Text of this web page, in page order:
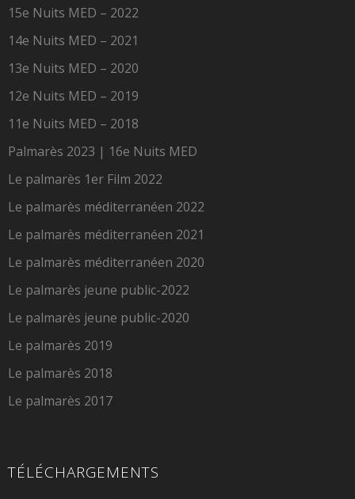
15e Nuits MED – 2022
14e Nuits MED – 2021
13e Nuits MED – 2020
12e Nuits MED – 2019
11e Nuits MED – 2018
Palmarès 2023 | 16e Nuits MED
Le palmarès 1er Film 2022
Le palmarès méditerranéen 2022
Le palmarès méditerranéen 2021
Le palmarès méditerranéen 2020
Le palmarès jeune public-2022
Le palmarès jeune public-2020
Le palmarès 2019
Le palmarès 2018
Le palmarès 2017
TÉLÉCHARGEMENTS